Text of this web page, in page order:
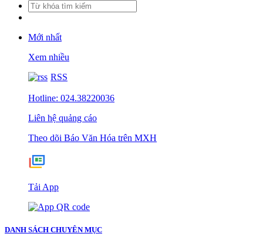
Mới nhất
Xem nhiều
RSS
Hotline: 024.38220036
Liên hệ quảng cáo
Theo dõi Báo Văn Hóa trên MXH
Tải App
DANH SÁCH CHUYÊN MỤC